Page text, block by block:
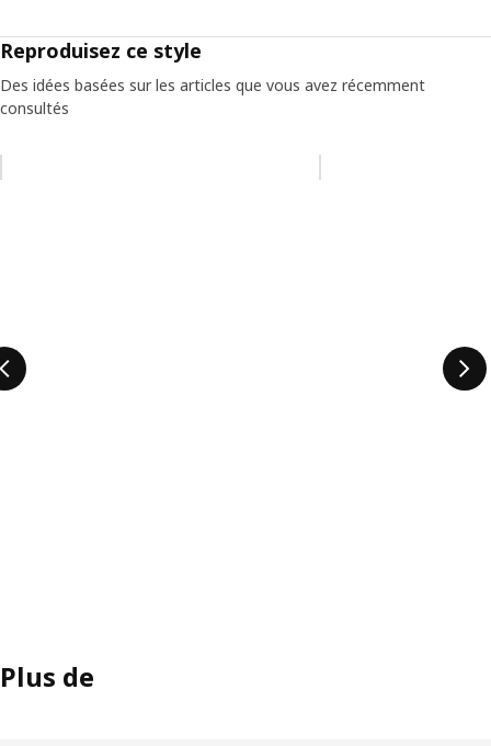
Reproduisez ce style
Des idées basées sur les articles que vous avez récemment
consultés
Plus de